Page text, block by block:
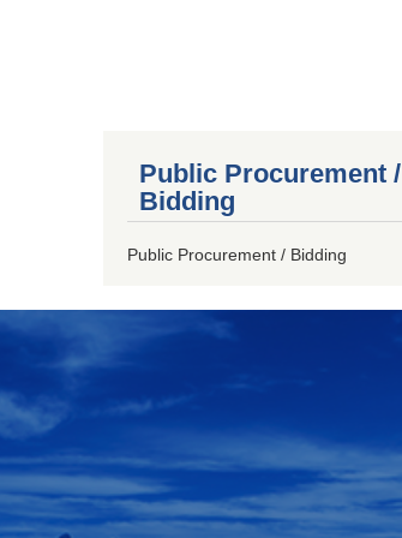
Public Procurement /
Bidding
Public Procurement / Bidding